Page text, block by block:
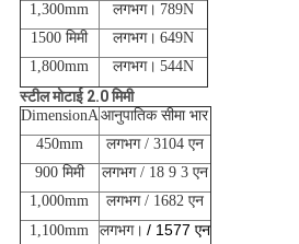
1,300mm
लगभग। 789N
1500 मिमी
लगभग। 649N
1,800mm
लगभग। 544N
स्टील मोटाई 2.0 मिमी
DimensionAआनुपातिक सीमा भार
450mm
लगभग / 3104 एन
900 मिमी
लगभग / 18 9 3 एन
1,000mm
लगभग / 1682 एन
1,100mm
लगभग। / 1577 एन